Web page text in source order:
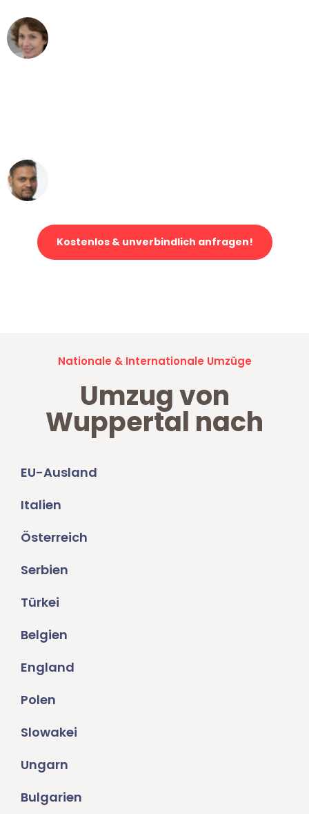
Kostenlos & unverbindlich anfragen!
Nationale & Internationale Umzüge
Umzug von
Wuppertal nach
EU-Ausland
Italien
Österreich
Serbien
Türkei
Belgien
England
Polen
Slowakei
Ungarn
Bulgarien